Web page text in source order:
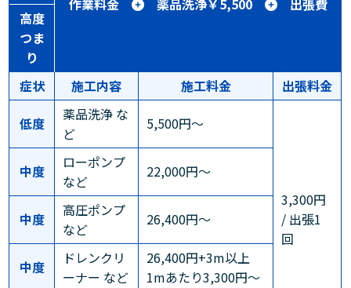
作業料金 薬品洗浄￥5,500 出張費
高度
つま
り
症状
施工内容 施工料金
出張料金
低度
薬品洗浄 な
ど
5,500円～
3,300円
/ 出張1
回
中度
ローポンプ
など
22,000円～
中度
高圧ポンプ
など
26,400円～
中度
ドレンクリ
ーナー など
26,400円+3m以上
1mあたり3,300円～